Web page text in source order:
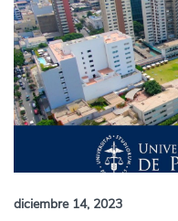
diciembre 14, 2023